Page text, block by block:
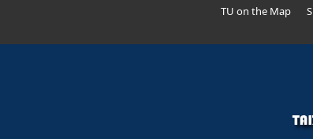
TU on the Map